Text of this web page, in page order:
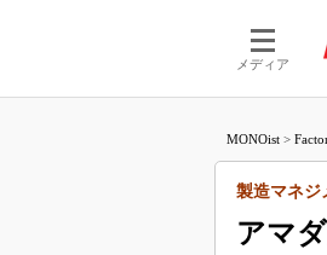
メディア
MONOist >
アマ
製造マネジ